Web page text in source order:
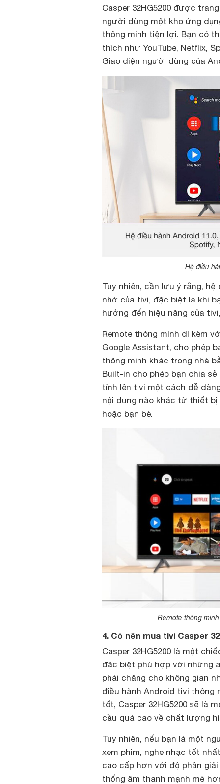
Casper 32HG5200 được
người dùng một kho ứng
thông minh tiện lợi. Bạn có
thích như YouTube, Netflix,
Giao diện người dùng của
Hệ điều
Tuy nhiên, cần lưu ý rằng,
nhớ của tivi, đặc biệt là khi
hưởng đến hiệu năng của
Remote thông minh đi kèm
Google Assistant, cho phép
thông minh khác trong nhà
Built-in cho phép bạn chia
tính lên tivi một cách dễ
nội dung nào khác từ thiết
hoặc bạn bè.
Remote thông
4. Có nên mua tivi Casper
Casper 32HG5200 là một
đặc biệt phù hợp với những
phải chăng cho không gian
điều hành Android tivi thông
tốt, Casper 32HG5200 sẽ là
cầu quá cao về chất lượng
Tuy nhiên, nếu bạn là một
xem phim, nghe nhạc tốt
cao cấp hơn với độ phân
thống âm thanh mạnh mẽ